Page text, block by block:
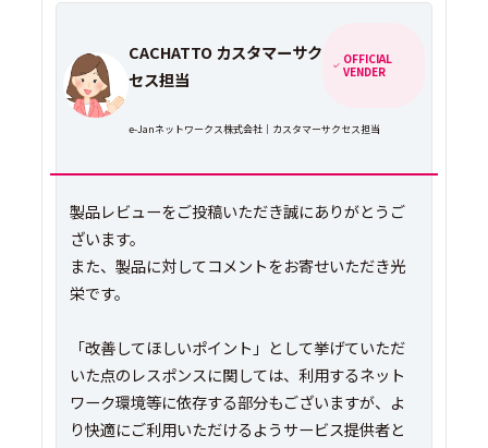
CACHATTO カスタマーサク
セス担当
OFFICIAL
VENDER
e-Janネットワークス株式会社｜カスタマーサクセス担当
製品レビューをご投稿いただき誠にありがとうご
ざいます。
また、製品に対してコメントをお寄せいただき光
栄です。
「改善してほしいポイント」として挙げていただ
いた点のレスポンスに関しては、利用するネット
ワーク環境等に依存する部分もございますが、よ
り快適にご利用いただけるようサービス提供者と